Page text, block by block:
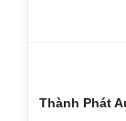
Thành Phát